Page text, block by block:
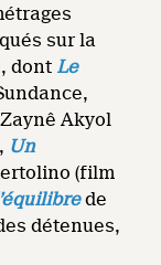
sur la
dont Le
Akyol
Un
(film
de
détenues,